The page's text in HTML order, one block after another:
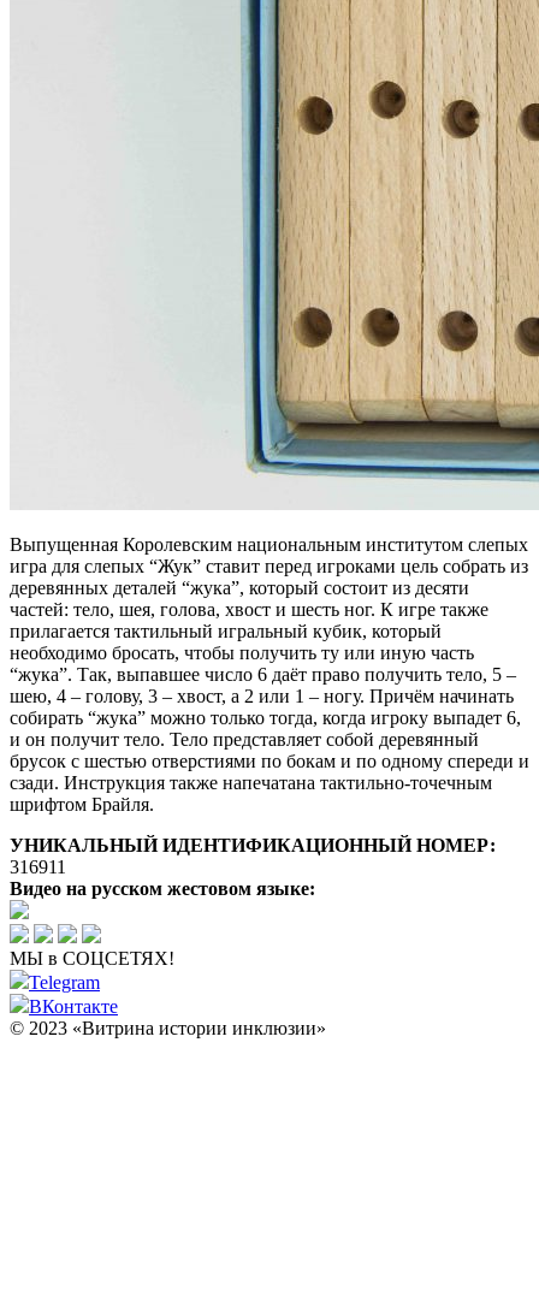
Выпущенная Королевским национальным институтом слепых
игра для слепых “Жук” ставит перед игроками цель собрать из
деревянных деталей “жука”, который состоит из десяти
частей: тело, шея, голова, хвост и шесть ног. К игре также
прилагается тактильный игральный кубик, который
необходимо бросать, чтобы получить ту или иную часть
“жука”. Так, выпавшее число 6 даёт право получить тело, 5 –
шею, 4 – голову, 3 – хвост, а 2 или 1 – ногу. Причём начинать
собирать “жука” можно только тогда, когда игроку выпадет 6,
и он получит тело. Тело представляет собой деревянный
брусок с шестью отверстиями по бокам и по одному спереди и
сзади. Инструкция также напечатана тактильно-точечным
шрифтом Брайля.
УНИКАЛЬНЫЙ ИДЕНТИФИКАЦИОННЫЙ НОМЕР:
316911
Видео на русском жестовом языке:
МЫ в СОЦСЕТЯХ!
Telegram
ВКонтакте
© 2023 «Витрина истории инклюзии»